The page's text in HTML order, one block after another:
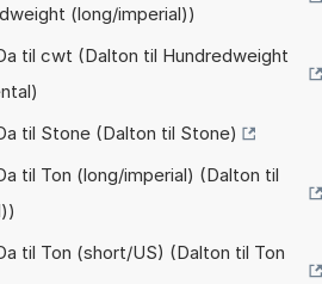
(long/imperial))
til cwt (Dalton til Hundredweight
til Stone (Dalton til Stone)
til Ton (long/imperial) (Dalton til
til Ton (short/US) (Dalton til Ton